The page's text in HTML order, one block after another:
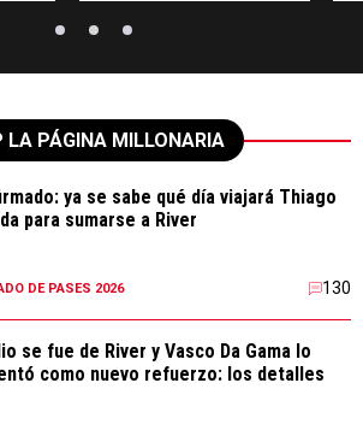
LA PÁGINA MILLONARIA
ya se sabe qué día viajará Thiago
para sumarse a River
DE PASES 2026 130
se fue de River y Vasco Da Gama lo
como nuevo refuerzo: los detalles